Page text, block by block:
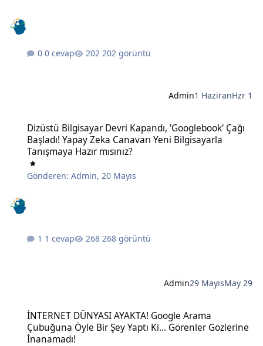
0 cevap 202 görüntü
Admin1 HaziranHzr 1
Dizüstü Bilgisayar Devri Kapandı, 'Googlebook' Çağı
Başladı! Yapay Zeka Canavarı Yeni Bilgisayarla
Tanışmaya Hazır mısınız?
Gönderen:Admin,20 Mayıs
1 cevap 268 görüntü
Admin29 MayısMay 29
İNTERNET DÜNYASI AYAKTA! Google Arama
Çubuğuna Öyle Bir Şey Yaptı Ki... Görenler Gözlerine
İnanamadı!